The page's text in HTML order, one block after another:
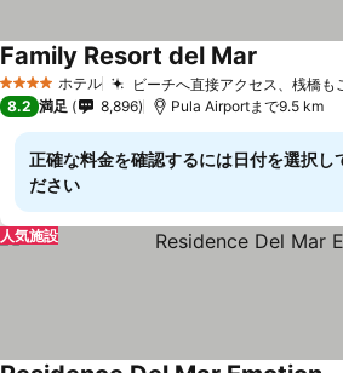
4 ホテルのランク
ホテル ビーチへ直接アクセス、桟橋も
Family Resort del Mar
8.2 満足 8,896 Pula Airportまで9.5 km
正確な料金を確認するには日付を選択し
ださい
人気施設